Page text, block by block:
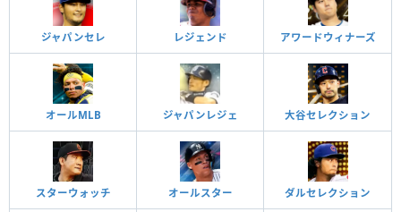
ジャパンセレ レジェンド アワードウィナーズ
オールMLB ジャパンレジェ 大谷セレクション
スターウォッチ オールスター ダルセレクション